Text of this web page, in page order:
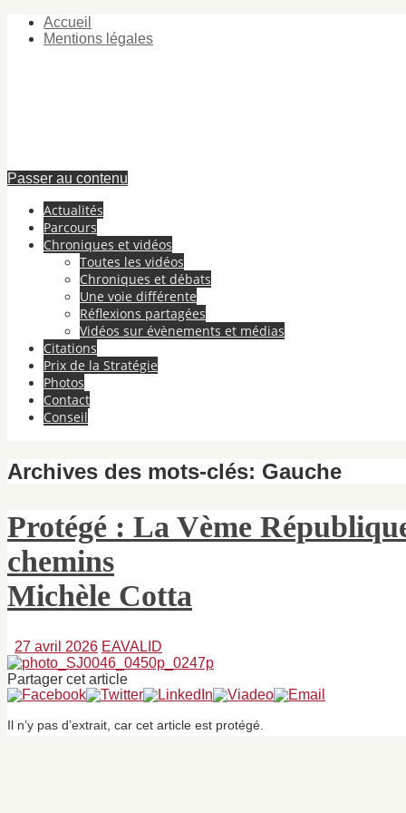
Accueil
Mentions légales
Passer au contenu
Actualités
Parcours
Chroniques et vidéos
Toutes les vidéos
Chroniques et débats
Une voie différente
Réflexions partagées
Vidéos sur évènements et médias
Citations
Prix de la Stratégie
Photos
Contact
Conseil
Archives des mots-clés: Gauche
Protégé : La Vème
chemins
Michèle Cotta
27 avril 2026 EAVALID
Partager cet article
Il n’y pas d’extrait, car cet article est protégé.